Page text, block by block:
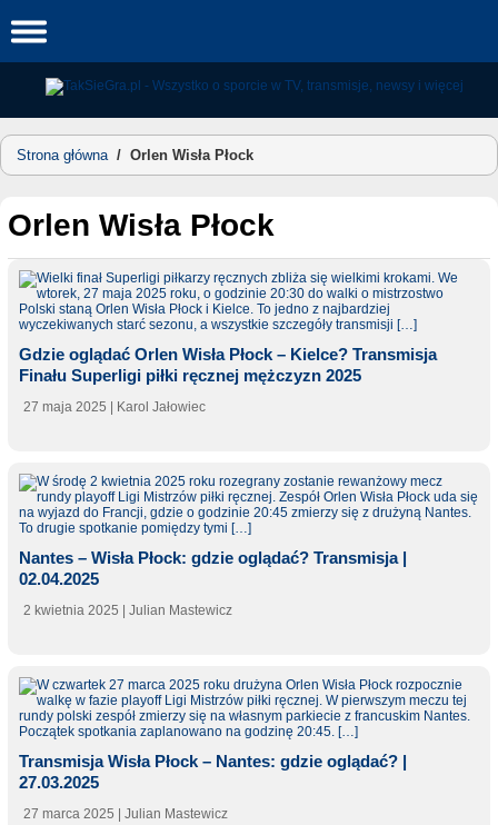
to
Strona główna/ Orlen Wisła Płock
Orlen Wisła Płock
Gdzie oglądać Orlen Wisła Płock – Kielce? Transmisja
Finału Superligi piłki ręcznej mężczyzn 2025
27 maja 2025 | Karol Jałowiec
Nantes – Wisła Płock: gdzie oglądać? Transmisja |
02.04.2025
2 kwietnia 2025 | Julian Mastewicz
Transmisja Wisła Płock – Nantes: gdzie oglądać? |
27.03.2025
27 marca 2025 | Julian Mastewicz